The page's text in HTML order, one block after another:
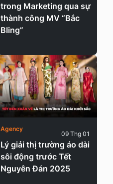
trong Marketing qua sự
thành công MV “Bắc
Bling”
Lý giải thị trường áo dài
sôi động trước Tết
Nguyên Đán 2025
Agency
09 Thg 01